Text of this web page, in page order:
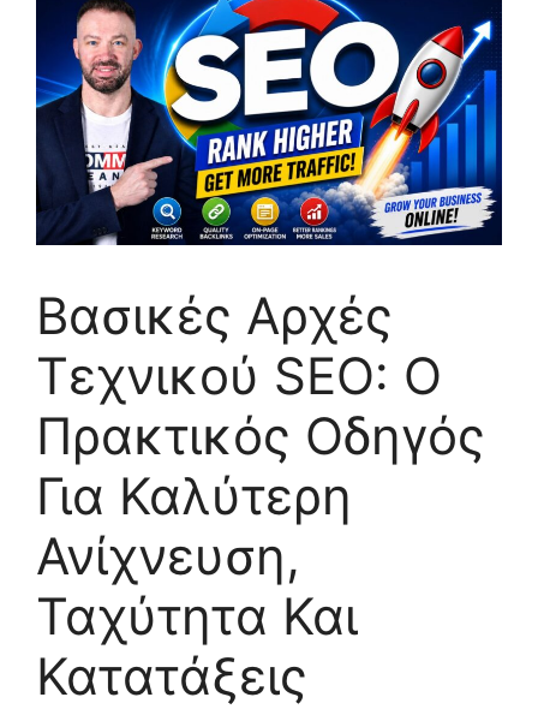
Βασικές Αρχές
Τεχνικού SEO: Ο
Πρακτικός Οδηγός
Για Καλύτερη
Ανίχνευση,
Ταχύτητα Και
Κατατάξεις